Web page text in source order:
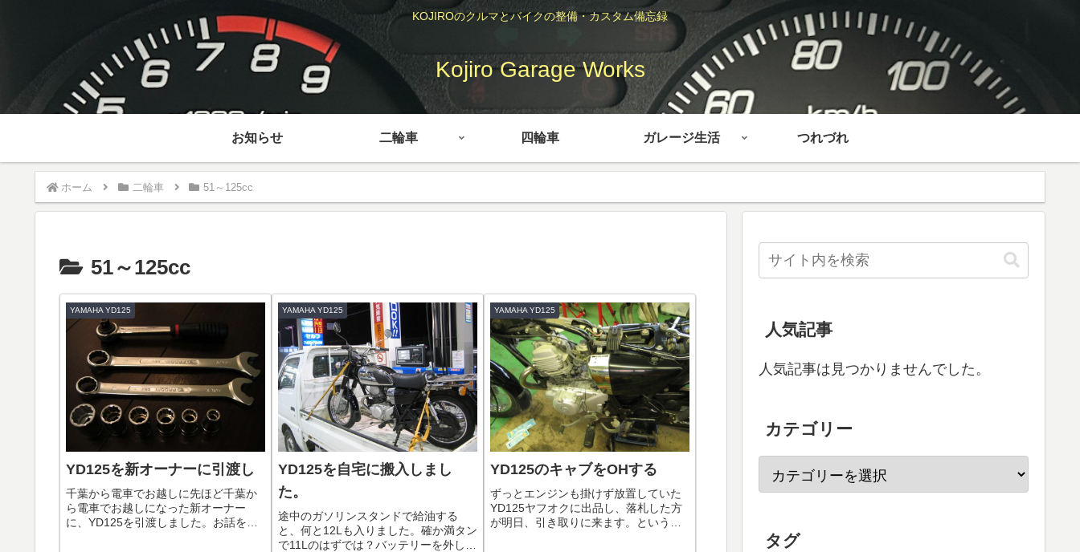
KOJIROのクルマとバイクの整備・カスタム備忘録
Kojiro Garage Works
お知らせ 二輪車 四輪車 ガレージ生活 つれづれ
ホーム 二輪車 51～125cc
51～125cc
YAMAHA YD125
YD125を新オーナーに引渡し
千葉から電車でお越しに先ほど千葉か
ら電車でお越しになった新オーナー
に、YD125を引渡しました。お話を伺
YAMAHA YD125
YD125を自宅に搬入しまし
た。
途中のガソリンスタンドで給油する
と、何と12Lも入りました。確か満タン
で11Lのはずでは？バッテリーを外して
YAMAHA YD125
YD125のキャブをOHする
ずっとエンジンも掛けず放置していた
YD125ヤフオクに出品し、落札した方
が明日、引き取りに来ます。というこ
人気記事
人気記事は見つかりませんでした。
カテゴリー
タグ